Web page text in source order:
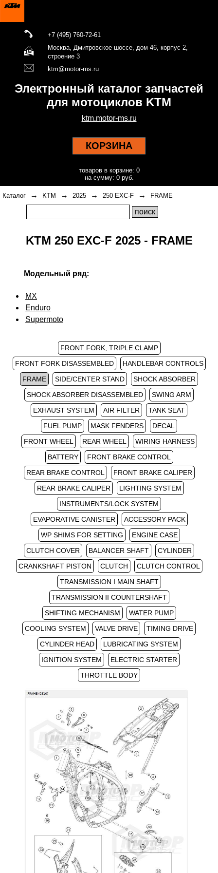
+7 (495) 760-72-61
Москва, Дмитровское шоссе, дом 46, корпус 2,
строение 3
ktm@motor-ms.ru
Электронный каталог запчастей
для мотоциклов KTM
ktm.motor-ms.ru
КОРЗИНА
товаров в корзине: 0
на сумму: 0 руб.
Каталог → KTM → 2025 → 250 EXC-F → FRAME
KTM 250 EXC-F 2025 - FRAME
Модельный ряд:
MX
Enduro
Supermoto
FRONT FORK, TRIPLE CLAMP
FRONT FORK DISASSEMBLED
HANDLEBAR CONTROLS
FRAME
SIDE/CENTER STAND
SHOCK ABSORBER
SHOCK ABSORBER DISASSEMBLED
SWING ARM
EXHAUST SYSTEM
AIR FILTER
TANK SEAT
FUEL PUMP
MASK FENDERS
DECAL
FRONT WHEEL
REAR WHEEL
WIRING HARNESS
BATTERY
FRONT BRAKE CONTROL
REAR BRAKE CONTROL
FRONT BRAKE CALIPER
REAR BRAKE CALIPER
LIGHTING SYSTEM
INSTRUMENTS/LOCK SYSTEM
EVAPORATIVE CANISTER
ACCESSORY PACK
WP SHIMS FOR SETTING
ENGINE CASE
CLUTCH COVER
BALANCER SHAFT
CYLINDER
CRANKSHAFT PISTON
CLUTCH
CLUTCH CONTROL
TRANSMISSION I MAIN SHAFT
TRANSMISSION II COUNTERSHAFT
SHIFTING MECHANISM
WATER PUMP
COOLING SYSTEM
VALVE DRIVE
TIMING DRIVE
CYLINDER HEAD
LUBRICATING SYSTEM
IGNITION SYSTEM
ELECTRIC STARTER
THROTTLE BODY